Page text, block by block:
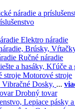
Elektro náradie
Brúsky,
Ručné náradie
a hasáky, Kľúče a
Motorové stroje
Vibračné Dosky, ...
Drobný tovar
Lepiace pásky